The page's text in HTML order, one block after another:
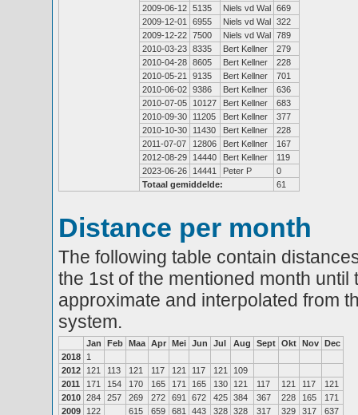
2009-06-12 5135 Niels vd Wal 669
2009-12-01
6955 Niels vd Wal 322
2009-12-22 7500 Niels vd Wal 789
2010-03-23 8335 Bert Kellner
279
2010-04-28 8605 Bert Kellner
228
2010-05-21
9135 Bert Kellner
701
2010-06-02 9386 Bert Kellner
636
2010-07-05
10127 Bert Kellner
683
2010-09-30
11205 Bert Kellner
377
2010-10-30
11430 Bert Kellner
228
2011-07-07
12806 Bert Kellner
167
2012-08-29
14440 Bert Kellner
119
2023-06-26
14441 Peter P
0
Totaal gemiddelde:
61
Distance per month
The following table contain
the 1st of the mentioned month
approximate and interpolated from
system.
Jan Feb Maa Apr Mei Jun Jul Aug Sept Okt Nov Dec
2018
1
2012
121 113 121 117 121 117 121
109
2011
171 154 170 165 171 165 130 121 117 121 117
121
2010 284 257 269 272 691 672 425 384 367 228 165
171
2009
122 615 659 681 443 328 328 317 329 317
637